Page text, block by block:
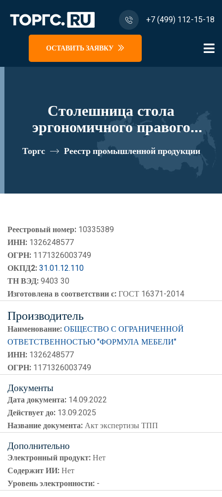
+7 (499) 112-15-18
ОСТАВИТЬ ЗАЯВКУ
Столешница стола
эргономичного правого
140*90*2.5 "Комфорт" К.652
реестровый номер 10335389
Торгс Реестр промышленной продукции
Реестровый номер: 10335389
ИНН: 1326248577
ОГРН: 1171326003749
ОКПД2:31.01.12.110
ТН ВЭД:9403 30
Изготовлена в соответствии с:ГОСТ 16371-2014
Производитель
Наименование:ОБЩЕСТВО С ОГРАНИЧЕННОЙ
ОТВЕТСТВЕННОСТЬЮ "ФОРМУЛА МЕБЕЛИ"
ИНН: 1326248577
ОГРН: 1171326003749
Документы
Дата документа: 14.09.2022
Действует до: 13.09.2025
Название документа:Акт экспертизы ТПП
Дополнительно
Электронный продукт:Нет
Содержит ИИ:Нет
Уровень электронности: -